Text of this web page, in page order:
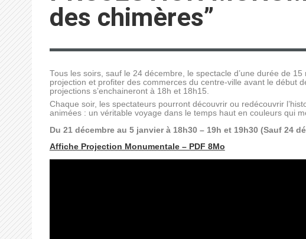
des chimères”
Tous les soirs, sauf le 24 décembre, le spectacle d’une durée de
projection et profiter des commerces du centre-ville avant le début
projections s’enchaineront à 18h et 18h15.
Chaque soir, les spectateurs pourront découvrir ou redécouvrir
animées : un véritable voyage dans le temps haut en couleurs qui
Du 21 décembre au 5 janvier à 18h30 – 19h et 19h30 (Sauf 24
Affiche Projection Monumentale – PDF 8Mo